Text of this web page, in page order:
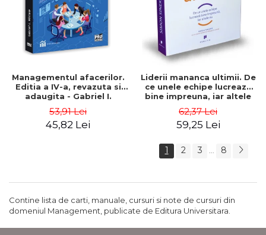
Managementul afacerilor.
Editia a IV-a, revazuta si
adaugita - Gabriel I.
53,91 Lei
45,82 Lei
Liderii mananca ultimii. De
ce unele echipe lucreaza
bine impreuna, iar altele
Sinek
62,37 Lei
59,25 Lei
1 2 3 ... 8
Contine lista de carti, manuale, cursuri si note de cursuri din
domeniul Management, publicate de Editura Universitara.